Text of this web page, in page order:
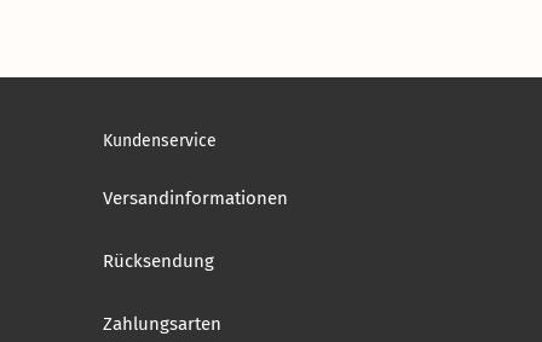
Kundenservice
Versandinformationen
Rücksendung
Zahlungsarten